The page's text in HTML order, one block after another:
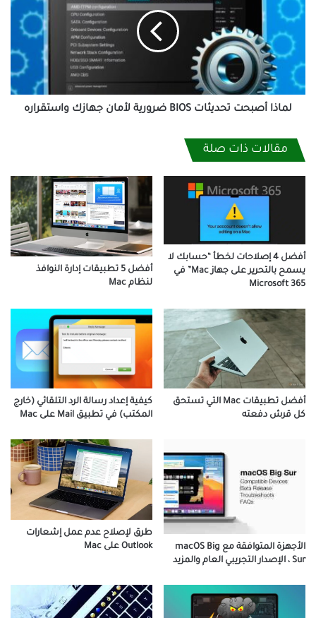
تحديثات
BIOS
ضرورية
لأمان
جهازك
واستقراره
لماذا أصبحت تحديثات BIOS ضرورية لأمان جهازك واستقراره
مقالات ذات صلة
أفضل 4 إصلاحات لخطأ “حسابك لا
يسمح بالتحرير على جهاز Mac” في
Microsoft 365
أفضل 5 تطبيقات إدارة النوافذ
لنظام Mac
أفضل تطبيقات Mac التي تستحق
كل قرش دفعته
كيفية إعداد رسالة الرد التلقائي (خارج
المكتب) في تطبيق Mail على Mac
الأجهزة المتوافقة مع macOS Big
Sur ، الإصدار التجريبي العام والمزيد
طرق لإصلاح عدم عمل إشعارات
Outlook على Mac